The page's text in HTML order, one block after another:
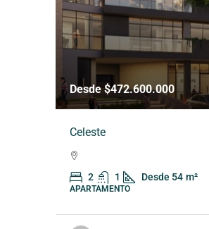
Desde $472.600.000
Celeste
2 1 Desde 54 m²
APARTAMENTO